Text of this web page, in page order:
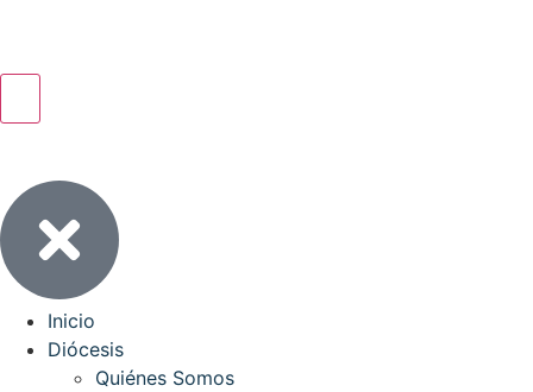
Inicio
Diócesis
Quiénes Somos